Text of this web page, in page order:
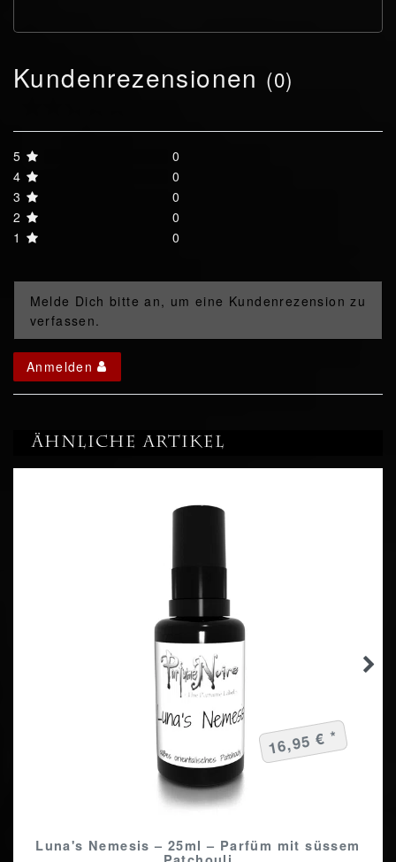
Kundenrezensionen (0)
5
0
4
0
3
0
2
0
1
0
Melde Dich bitte an, um eine Kundenrezension zu
verfassen.
Anmelden
Ähnliche Artikel
Luna's Nemesis – 25ml – Parfüm mit süssem
16,95 € *